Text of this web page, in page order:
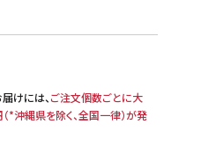
けには、ご注文個数ごとに大
*沖縄県を除く、全国一律）が発